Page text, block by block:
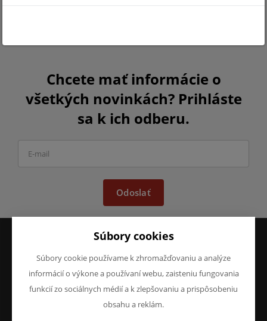
Chcete mať informácie o
všetkých novinkách? Prihláste
sa k ich odberu.
Odoslať
VŠETKO O NÁKUPE
Obchodné podmienky
Reklamácie
O SPOLOČNOSTI
O nás
Kontakty
Súbory cookies
Súbory cookie používame k zhromažďovaniu a analýze
informácií o výkone a používaní webu, zaisteniu fungovania
funkcií zo sociálnych médií a k zlepšovaniu a prispôsobeniu
obsahu a reklám.